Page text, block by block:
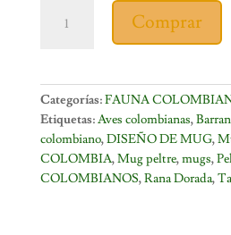
PELTRE
BARRANQUERO
Comprar
Categorías:FAUNA
Etiquetas:Aves colombianas,
colombiano,DISEÑO DE MUG,
COLOMBIA,Mug peltre,mugs,
COLOMBIANOS,Rana Dorada,